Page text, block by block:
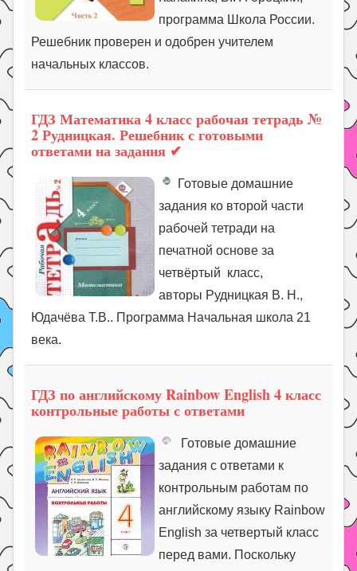
программа Школа России.
Решебник проверен и одобрен учителем
начальных классов.
ГДЗ Математика 4 класс рабочая тетрадь №
2 Рудницкая. Решебник с готовыми
ответами на задания ✔
Готовые домашние
задания ко второй части
рабочей тетради на
печатной основе за
четвёртый класс,
авторы Рудницкая В. Н.,
Юдачёва Т.В.. Программа Начальная школа 21
века.
ГДЗ по английскому Rainbow English 4 класс
контрольные работы с ответами
Готовые домашние
задания с ответами к
контрольным работам по
английскому языку Rainbow
English за четвертый класс
перед вами. Поскольку